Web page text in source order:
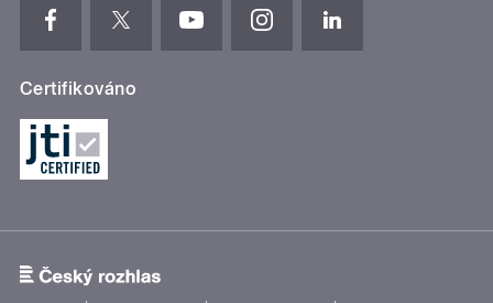
Certifikováno